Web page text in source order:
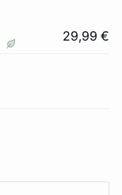
29,99 €